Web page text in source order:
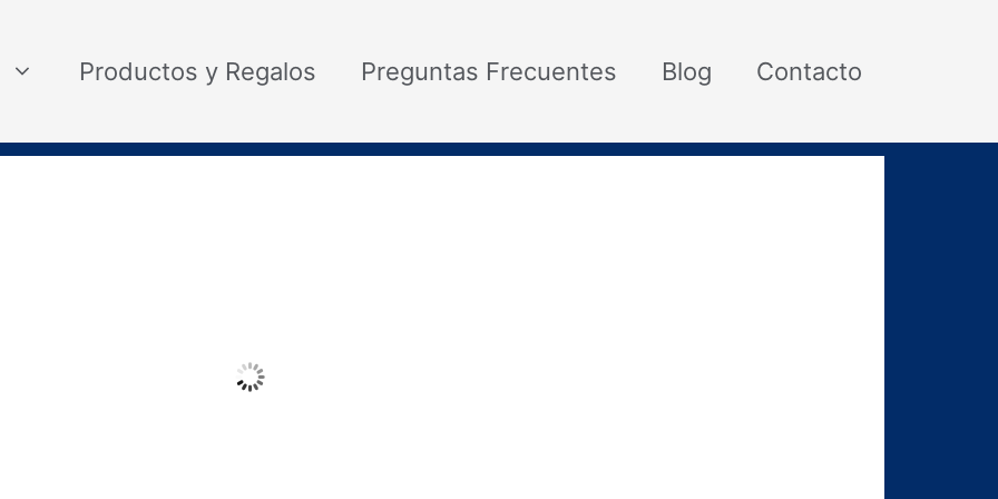
Productos y Regalos Preguntas Frecuentes Blog Contacto